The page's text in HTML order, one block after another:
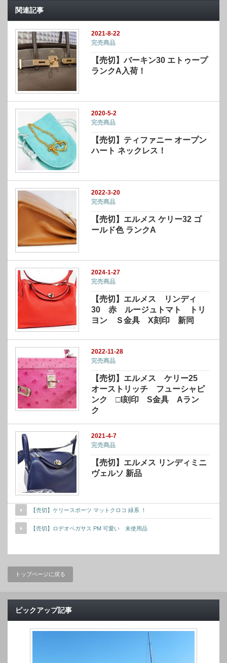
関連記事
2021-8-22
完売商品
【売切】バーキン30 エトゥープ
ランクA入荷！
2020-5-2
完売商品
【売切】ティファニー オープン
ハート ネックレス！
2022-3-20
完売商品
【売切】エルメス ケリー32 ゴ
ールド色 ランクA
2024-1-27
完売商品
【売切】エルメス リンディ
30 赤 ルージュトマト トリ
ヨン Ｓ金具 X刻印 新同
2022-11-28
完売商品
【売切】エルメス ケリー25
オーストリッチ フューシャピ
ンク □I刻印 S金具 Aラン
ク
2021-4-7
完売商品
【売切】エルメス リンディミニ
ヴェルソ 新品
【売切】ケリースポーツ マットクロコ 緑系 ！
【売切】ロデオペガサス PM 可愛い 未使用品
トップページに戻る
ピックアップ記事